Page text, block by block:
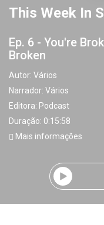
This Week In
Ep. 6 - You're
Broken
Autor: Vários
Narrador: Vários
Editora: Podcast
Duração: 0:15:58
Mais informações